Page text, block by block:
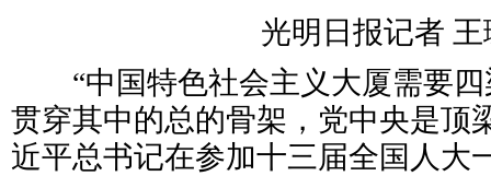
光明日报记者 王
“中国特色社会主义大厦需要四
贯穿其中的总的骨架，党中央是顶
近平总书记在参加十三届全国人大